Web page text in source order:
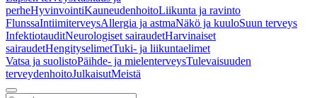
perheHyvinvointiKauneudenhoitoLiikunta ja ravinto
FlunssaIntiimiterveysAllergia ja astmaNäkö ja kuuloSuun terveys
InfektiotauditNeurologiset sairaudetHarvinaiset
sairaudetHengityselimetTuki- ja liikuntaelimet
Vatsa ja suolistoPäihde- ja mielenterveysTulevaisuuden
terveydenhoitoJulkaisutMeistä